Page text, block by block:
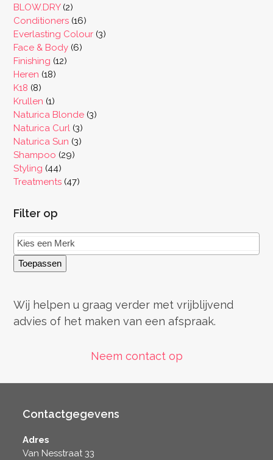
BLOW.DRY 22
producten
Conditioners 1616
producten
Everlasting Colour 33
Face & Body 66
Finishing 1212
Heren 1818
K18 88
producten
Krullen 11
product
Naturica Blonde 33
Naturica Curl 33
producten
Naturica Sun 33
Shampoo 2929
Styling 4444
producten
Treatments 4747
Filter op
Toepassen
Wij helpen u graag verder met vrijblijvend
advies of het maken van een afspraak.
Neem contact op
Contactgegevens
Adres
Van Nesstraat 33